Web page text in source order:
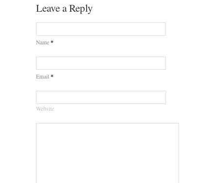
Leave a Reply
Name *
Email *
Website